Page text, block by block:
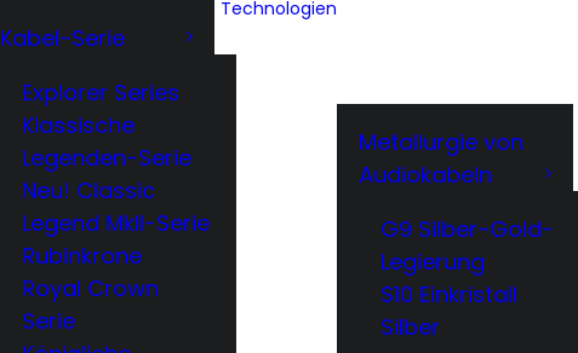
Kabel-Serie
Explorer Series
Klassische
Legenden-Serie
Neu! Classic
Legend MkII-Serie
Rubinkrone
Royal Crown
Serie
Technologien
Metallurgie von
Audiokabeln
G9 Silber-Gold-
Legierung
S10 Einkristall
Silber